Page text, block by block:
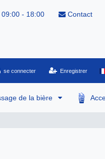
- 18:00 Contact
se connecter Enregistrer
de la bière